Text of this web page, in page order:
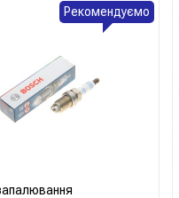
Рекомендуємо